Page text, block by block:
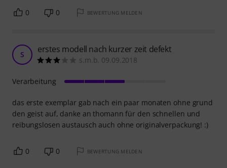
0 0 BEWERTUNG MELDEN
S erstes modell nach kurzer zeit defekt
s.m.b. 09.09.2018
das erste exemplar gab nach ein paar monaten ohne grund
den geist auf, danke an thomann für den schnellen und
reibungslosen austausch auch ohne originalverpackung! :)
Verarbeitung
0 0 BEWERTUNG MELDEN